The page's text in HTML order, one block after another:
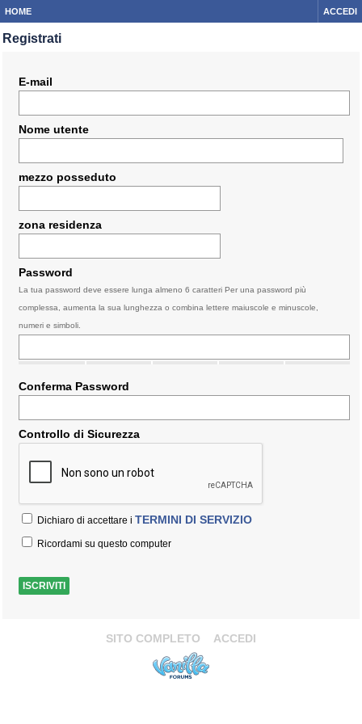
HOME ACCEDI
Registrati
E-mail
Nome utente
mezzo posseduto
zona residenza
Password
La tua password deve essere lunga almeno 6 caratteri Per una password più
complessa, aumenta la sua lunghezza o combina lettere maiuscole e minuscole,
numeri e simboli.
Conferma Password
Controllo di Sicurezza
Dichiaro di accettare i TERMINI DI SERVIZIO
Ricordami su questo computer
SITO COMPLETO ACCEDI